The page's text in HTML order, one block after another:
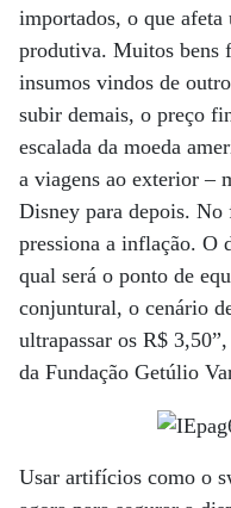
importados, o que afeta
produtiva. Muitos bens
insumos vindos de
subir demais, o preço
escalada da moeda
a viagens ao exterior –
Disney para depois. No
pressiona a inflação. O
qual será o ponto de
conjuntural, o cenário
ultrapassar os R$
da Fundação Getúlio
Usar artifícios como o